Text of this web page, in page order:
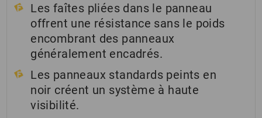
Les faîtes pliées dans le panneau
offrent une résistance sans le poids
encombrant des panneaux
généralement encadrés.
Les panneaux standards peints en
noir créent un système à haute
visibilité.